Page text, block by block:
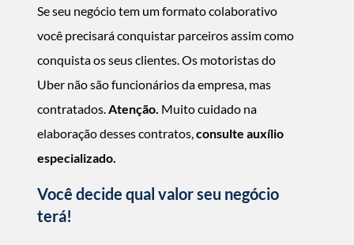
Se seu negócio tem um formato colaborativo
você precisará conquistar parceiros assim como
conquista os seus clientes. Os motoristas do
Uber não são funcionários da empresa, mas
contratados.Atenção. Muito cuidado na
elaboração desses contratos,consulte auxílio
especializado.
Você decide qual valor seu negócio
terá!